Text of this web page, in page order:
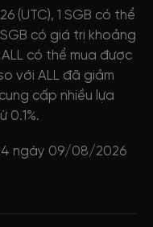
(UTC), 1 SGB có thể
có giá trị khoảng
có thể mua được
với ALL đã giảm
cấp nhiều lựa
0.1%.
ngày 09/08/2026